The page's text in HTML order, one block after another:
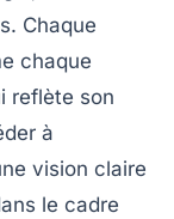
Chaque
chaque
reflète son
à
vision claire
le cadre